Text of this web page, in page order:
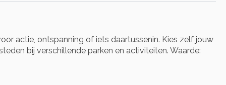
actie, ontspanning of iets daartussenin. Kies zelf jouw
bij verschillende parken en activiteiten. Waarde: